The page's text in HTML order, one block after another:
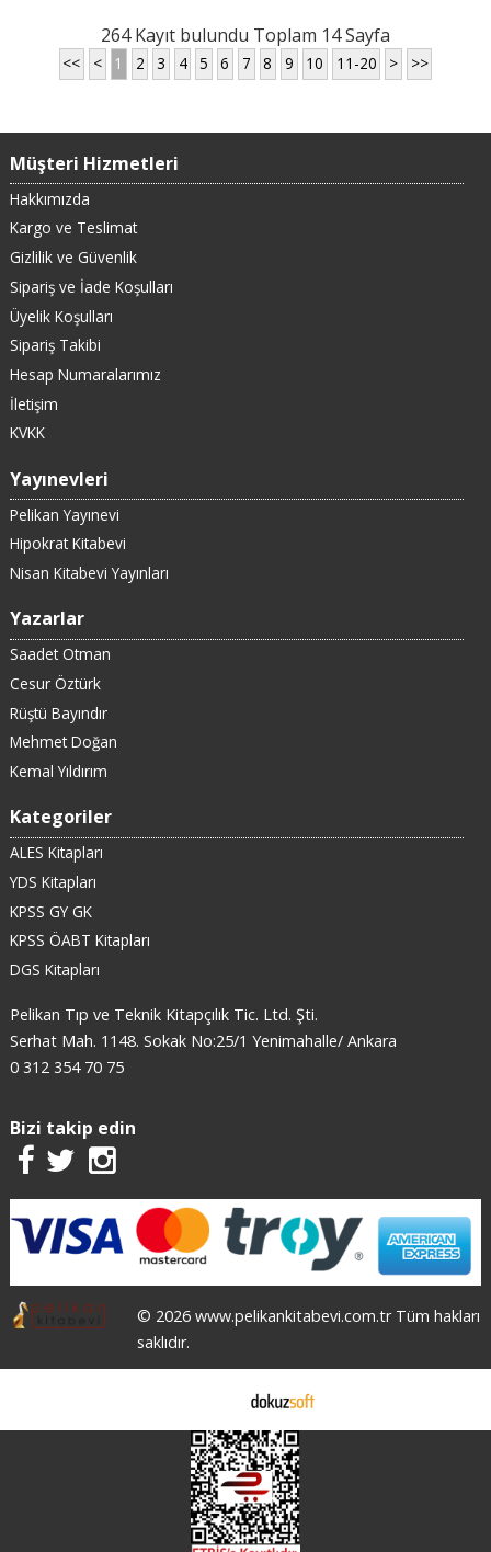
264 Kayıt bulundu Toplam 14 Sayfa
<< < 1 2 3 4 5 6 7 8 9 10 11-20 > >>
Müşteri Hizmetleri
Hakkımızda
Kargo ve Teslimat
Gizlilik ve Güvenlik
Sipariş ve İade Koşulları
Üyelik Koşulları
Sipariş Takibi
Hesap Numaralarımız
İletişim
KVKK
Yayınevleri
Pelikan Yayınevi
Hipokrat Kitabevi
Nisan Kitabevi Yayınları
Yazarlar
Saadet Otman
Cesur Öztürk
Rüştü Bayındır
Mehmet Doğan
Kemal Yıldırım
Kategoriler
ALES Kitapları
YDS Kitapları
KPSS GY GK
KPSS ÖABT Kitapları
DGS Kitapları
Pelikan Tıp ve Teknik Kitapçılık Tic. Ltd. Şti.
Serhat Mah. 1148. Sokak No:25/1 Yenimahalle/ Ankara
0 312 354 70 75
Bizi takip edin
© 2026 www.pelikankitabevi.com.tr Tüm hakları
saklıdır.